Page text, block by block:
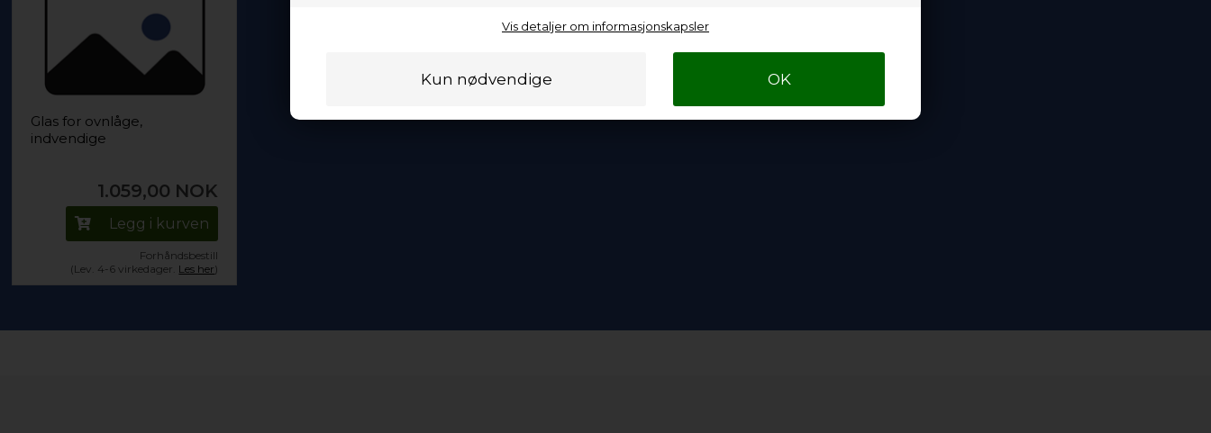
Vis detaljer om informasjonskapsler
Glas for ovnlåge,
indvendige
1.059,00 NOK
Legg i kurven
Forhåndsbestill
(Lev. 4-6 virkedager. Les her)